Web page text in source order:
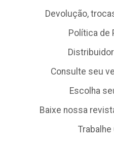
Devolução,
Política de
Consulte seu
Escolha
Baixe nossa